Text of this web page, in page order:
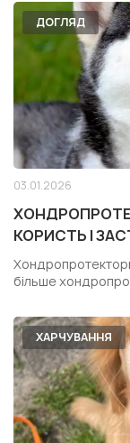
одного сегмента
ДОГЛЯД
03.01.2026
КОРИСТЬ І
більше
ХАРЧУВАННЯ